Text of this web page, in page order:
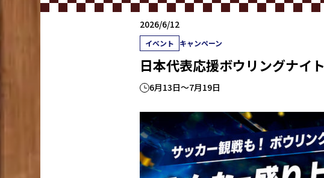
2026/6/12
イベント キャンペーン
日本代表応援ボウリングナイト
6月13日～7月19日